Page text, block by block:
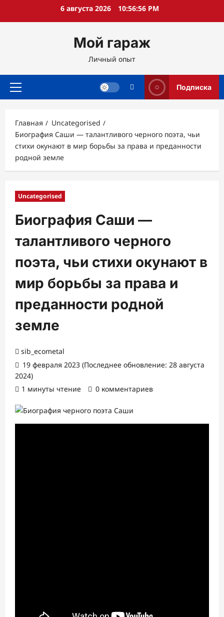
6 августа 2026 10:56:57 PM
Мой гараж
Личный опыт
Основное
Подписка
Главная
Uncategorised
Биография Саши — талантливого черного поэта, чьи
стихи окунают в мир борьбы за права и преданности
родной земле
Uncategorised
Биография Саши —
талантливого черного
поэта, чьи стихи окунают в
мир борьбы за права и
преданности родной
земле
sib_ecometal
19 февраля 2023 (Последнее обновление: 28 августа
2024)
1 минуты чтение
0 комментариев